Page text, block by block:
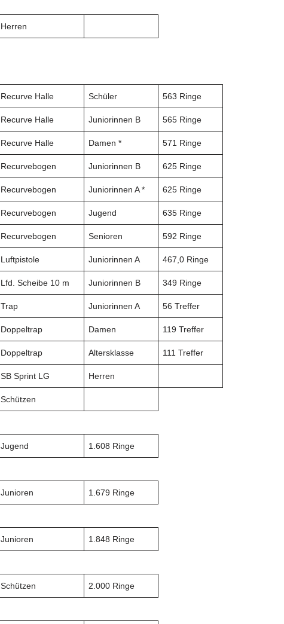
Herren
Recurve Halle Schüler 563 Ringe
Recurve Halle Juniorinnen B 565 Ringe
Recurve Halle Damen * 571 Ringe
Recurvebogen Juniorinnen B 625 Ringe
Recurvebogen Juniorinnen A * 625 Ringe
Recurvebogen Jugend 635 Ringe
Recurvebogen Senioren 592 Ringe
Luftpistole Juniorinnen A 467,0 Ringe
Lfd. Scheibe 10 m Juniorinnen B 349 Ringe
Trap Juniorinnen A 56 Treffer
Doppeltrap Damen 119 Treffer
Doppeltrap Altersklasse 111 Treffer
SB Sprint LG Herren
Schützen
Jugend 1.608 Ringe
Junioren 1.679 Ringe
Junioren 1.848 Ringe
Schützen 2.000 Ringe